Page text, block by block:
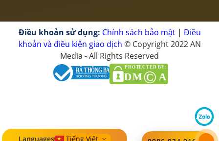
Điều khoản sử dụng: Chính sách bảo mật| Điều
khoản và điều kiện giao dịch © Copyright 2022 AN
Media - All Rights Reserved
ĐÃ THÔNG BÁO
BỘ CÔNG THƯƠNG
PROTECTED BY:
DM© A
Languages